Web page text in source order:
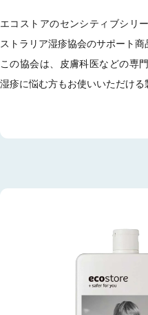
エコストアのセンシティブシリ
ストラリア湿疹協会のサポート商
この協会は、皮膚科医などの専
湿疹に悩む方もお使いいただける